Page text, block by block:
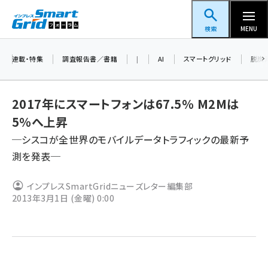
ン
スマートグリッドフォーラム
検索 MENU
蓄電池 (403)
新井 (362)
新井宏征 (296)
連載・特集 調査報告書／書籍 | AI スマートグリッド 脱炭
2017年にスマートフォンは67.5％ M2Mは
5％へ上昇
─シスコが全世界のモバイルデータトラフィックの最新予
測を発表─
インプレスSmartGridニューズレター編集部
2013年3月1日 (金曜) 0:00